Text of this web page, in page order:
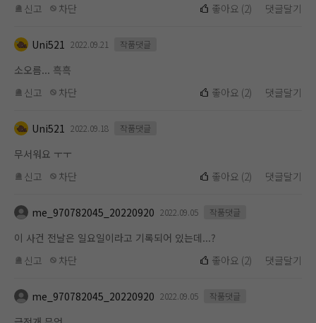
신고
차단 좋아요 (2) 댓글달기
Uni521 2022.09.21 작품댓글
소오름... 흑흑
신고
차단 좋아요 (2) 댓글달기
Uni521 2022.09.18 작품댓글
무서워요 ㅜㅜ
신고
차단 좋아요 (2) 댓글달기
me_970782045_20220920 2022.09.05 작품댓글
이 사건 전날은 일요일이라고 기록되어 있는데...?
신고
차단 좋아요 (2) 댓글달기
me_970782045_20220920 2022.09.05 작품댓글